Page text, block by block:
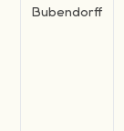
Bubendorff